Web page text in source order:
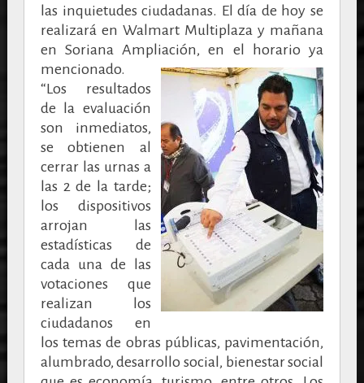
las inquietudes ciudadanas. El día de hoy se
realizará en Walmart Multiplaza y mañana
en Soriana Ampliación, en el horario ya
mencionado.
“Los resultados
de la evaluación
son inmediatos,
se obtienen al
cerrar las urnas a
las 2 de la tarde;
los dispositivos
arrojan las
estadísticas de
cada una de las
votaciones que
realizan los
ciudadanos en
los temas de obras públicas, pavimentación,
alumbrado, desarrollo social, bienestar social